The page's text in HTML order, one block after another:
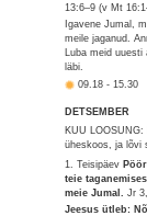
13:6–9 (v Mt
Igavene Jumal,
meile jaganud.
Luba meid
läbi.
09.18-15.30
DETSEMBER
KUU
üheskoos, ja lõvi
1. Teisipäev
teie
meie Jumal.Jr
Jeesus ütleb: